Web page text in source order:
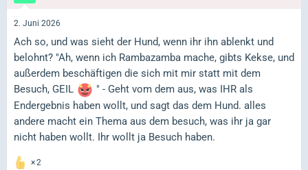
2. Juni 2026
Ach so, und was sieht der Hund, wenn ihr ihn ablenkt und
belohnt? "Ah, wenn ich Rambazamba mache, gibts Kekse, und
außerdem beschäftigen die sich mit mir statt mit dem
Besuch, GEIL
" - Geht vom dem aus, was IHR als
Endergebnis haben wollt, und sagt das dem Hund. alles
andere macht ein Thema aus dem besuch, was ihr ja gar
nicht haben wollt. Ihr wollt ja Besuch haben.
2